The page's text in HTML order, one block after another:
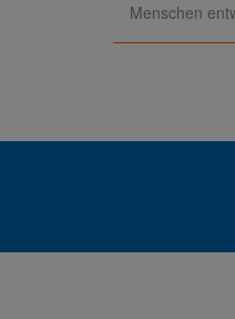
Menschen